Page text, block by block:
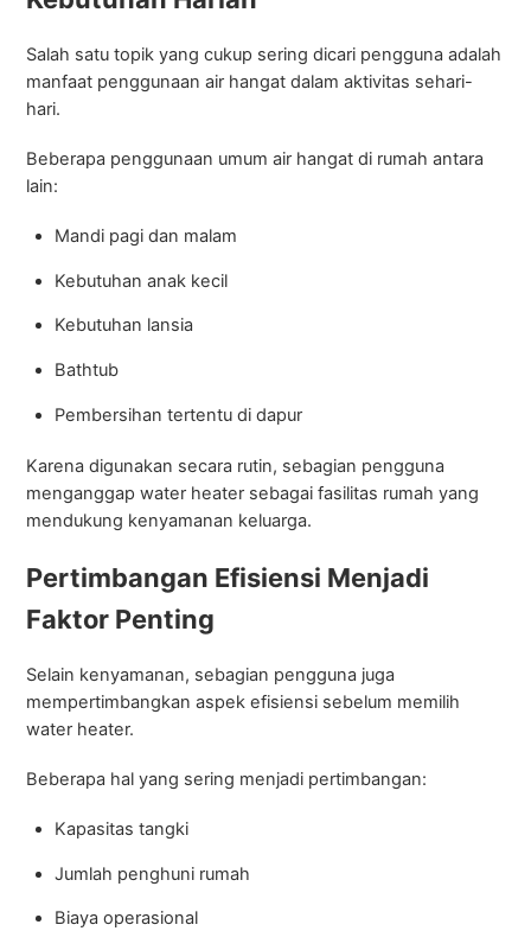
Salah satu topik yang cukup sering dicari pengguna adalah
manfaat penggunaan air hangat dalam aktivitas sehari-
hari.
Beberapa penggunaan umum air hangat di rumah antara
lain:
Mandi pagi dan malam
Kebutuhan anak kecil
Kebutuhan lansia
Bathtub
Pembersihan tertentu di dapur
Karena digunakan secara rutin, sebagian pengguna
menganggap water heater sebagai fasilitas rumah yang
mendukung kenyamanan keluarga.
Pertimbangan Efisiensi Menjadi
Faktor Penting
Selain kenyamanan, sebagian pengguna juga
mempertimbangkan aspek efisiensi sebelum memilih
water heater.
Beberapa hal yang sering menjadi pertimbangan:
Kapasitas tangki
Jumlah penghuni rumah
Biaya operasional